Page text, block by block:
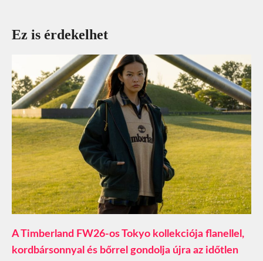
Ez is érdekelhet
A Timberland FW26-os Tokyo kollekciója flanellel,
kordbársonnyal és bőrrel gondolja újra az időtlen